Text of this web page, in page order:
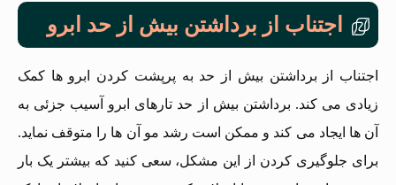
اجتناب از برداشتن بیش از حد ابرو
اجتناب از برداشتن بیش از حد به پرپشت کردن ابرو ها کمک
زیادی می کند. برداشتن بیش از حد تارهای ابرو آسیب جزئی به
آن ها ایجاد می‌ کند و ممکن است رشد مو آن ها را متوقف نماید.
برای جلوگیری کردن از این مشکل، سعی کنید که بیشتر یک بار